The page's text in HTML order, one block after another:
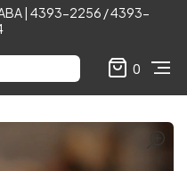
| 4393-2256 / 4393-
0